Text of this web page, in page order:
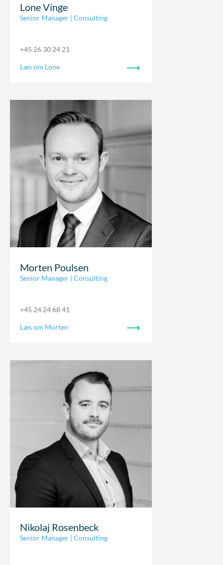
Lone Vinge
Senior Manager | Consulting
+45 26 30 24 21
Læs om Lone
Morten Poulsen
Senior Manager | Consulting
+45 24 24 68 41
Læs om Morten
Nikolaj Rosenbeck
Senior Manager | Consulting